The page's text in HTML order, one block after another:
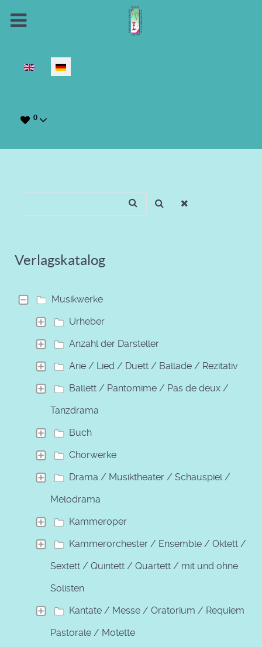
Sprache auswählen
0
Verlagskatalog
Musikwerke
Urheber
Anzahl der Darsteller
Arie / Lied / Duett / Ballade / Rezitativ
Ballett / Pantomime / Pas de deux /
Tanzdrama
Buch
Chorwerke
Drama / Musiktheater / Schauspiel /
Melodrama
Kammeroper
Kammerorchester / Ensemble / Oktett /
Sextett / Quintett / Quartett / mit und ohne
Solisten
Kantate / Messe / Oratorium / Requiem /
Pastorale / Motette